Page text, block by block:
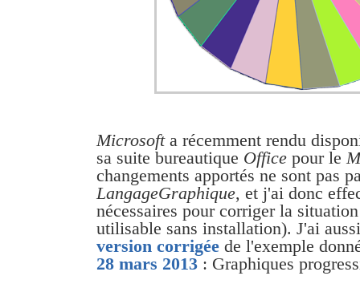
Microsofta récemment rendu
sa suite bureautique Office pour le
changements apportés ne sont pas
LangageGraphique, et j'ai donc
nécessaires pour corriger la
utilisable sans installation). J'ai
version corrigée de l'exemple
28 mars 2013 : Graphiques